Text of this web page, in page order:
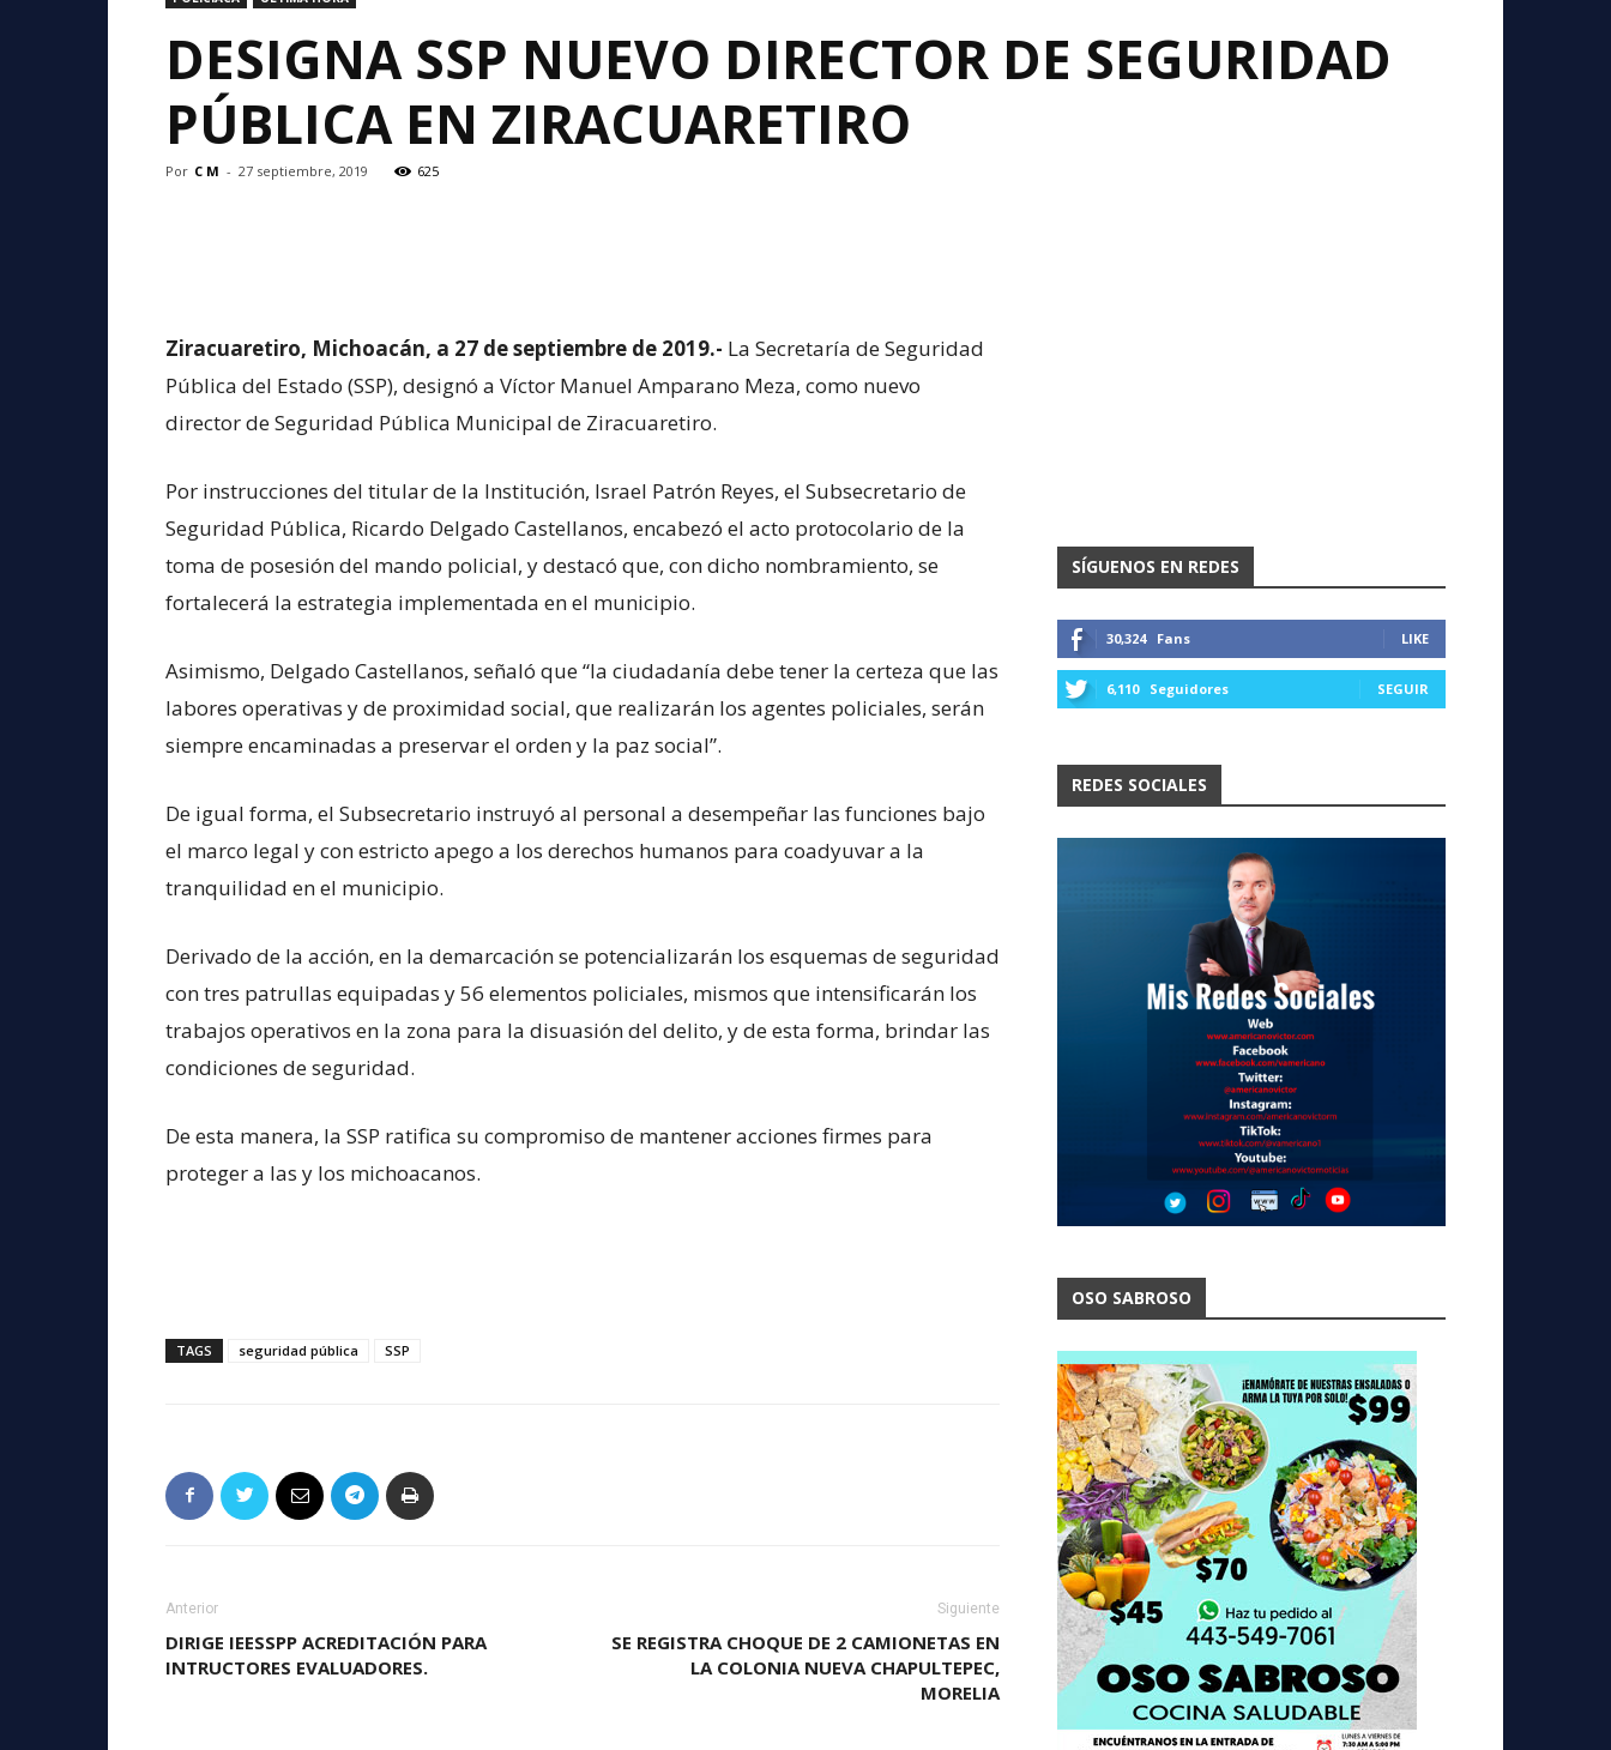
DESIGNA SSP NUEVO DIRECTOR DE SEGURIDAD
PÚBLICA EN ZIRACUARETIRO
Por C M - 27 septiembre, 2019 625
Ziracuaretiro, Michoacán, a 27 de septiembre de 2019.- La Secretaría de Seguridad
Pública del Estado (SSP), designó a Víctor Manuel Amparano Meza, como nuevo
director de Seguridad Pública Municipal de Ziracuaretiro.
Por instrucciones del titular de la Institución, Israel Patrón Reyes, el Subsecretario de
Seguridad Pública, Ricardo Delgado Castellanos, encabezó el acto protocolario de la
toma de posesión del mando policial, y destacó que, con dicho nombramiento, se
fortalecerá la estrategia implementada en el municipio.
Asimismo, Delgado Castellanos, señaló que “la ciudadanía debe tener la certeza que las
labores operativas y de proximidad social, que realizarán los agentes policiales, serán
siempre encaminadas a preservar el orden y la paz social”.
De igual forma, el Subsecretario instruyó al personal a desempeñar las funciones bajo
el marco legal y con estricto apego a los derechos humanos para coadyuvar a la
tranquilidad en el municipio.
Derivado de la acción, en la demarcación se potencializarán los esquemas de seguridad
con tres patrullas equipadas y 56 elementos policiales, mismos que intensificarán los
trabajos operativos en la zona para la disuasión del delito, y de esta forma, brindar las
condiciones de seguridad.
De esta manera, la SSP ratifica su compromiso de mantener acciones firmes para
proteger a las y los michoacanos.
TAGS seguridad pública SSP
Anterior
DIRIGE IEESSPP ACREDITACIÓN PARA
INTRUCTORES EVALUADORES.
Siguiente
SE REGISTRA CHOQUE DE 2 CAMIONETAS EN
LA COLONIA NUEVA CHAPULTEPEC,
MORELIA
SÍGUENOS EN REDES
30,324 Fans LIKE
6,110 Seguidores SEGUIR
REDES SOCIALES
OSO SABROSO